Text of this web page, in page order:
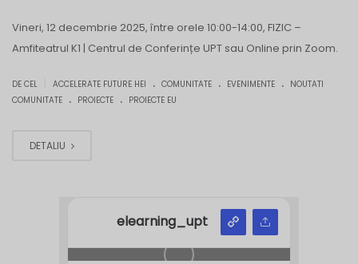
Vineri, 12 decembrie 2025, între orele 10:00-14:00, FIZIC –
Amfiteatrul K1 | Centrul de Conferințe UPT sau Online prin Zoom.
DE CEL ACCELERATE FUTURE HEI . COMUNITATE . EVENIMENTE . NOUTATI
COMUNITATE . PROIECTE . PROIECTE EU
DETALIU
elearning_upt